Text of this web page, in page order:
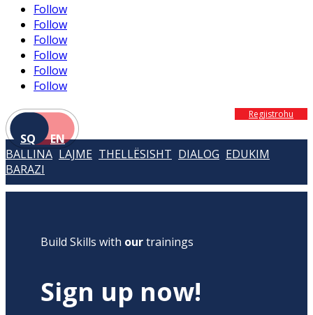
Follow
Follow
Follow
Follow
Follow
Follow
SQ EN
Regjistrohu
BALLINA LAJME THELLËSISHT DIALOG EDUKIM
BARAZI
Build Skills with ourtrainings
Sign up now!